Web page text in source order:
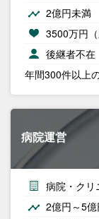
2億円未満
3500万円（
後継者不在
年間300件以上
病院運営
病院・クリ
2億円～5億